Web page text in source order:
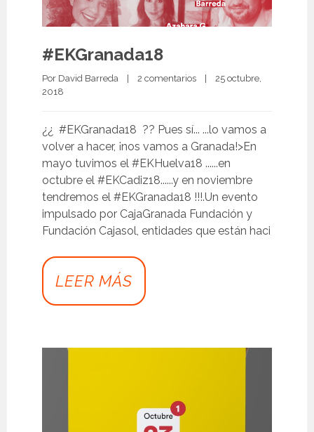
#EKGranada18
Por David Barreda 2 comentarios
25 octubre,
2018
¿¿ #EKGranada18 ?? Pues sí... ...lo vamos a
volver a hacer, ¡nos vamos a Granada!>En
mayo tuvimos el #EKHuelva18 ......en
octubre el #EKCadiz18......y en noviembre
tendremos el #EKGranada18 !!!.Un evento
impulsado por CajaGranada Fundación y
Fundación Cajasol, entidades que están haci
LEER MÁS